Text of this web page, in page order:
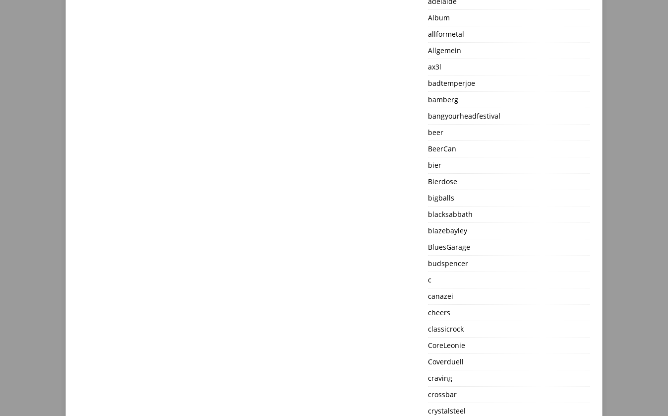
Album
allformetal
Allgemein
ax3l
badtemperjoe
bamberg
bangyourheadfestival
beer
BeerCan
bier
Bierdose
bigballs
blacksabbath
blazebayley
BluesGarage
budspencer
c
canazei
cheers
classicrock
CoreLeonie
Coverduell
craving
crossbar
crystalsteel